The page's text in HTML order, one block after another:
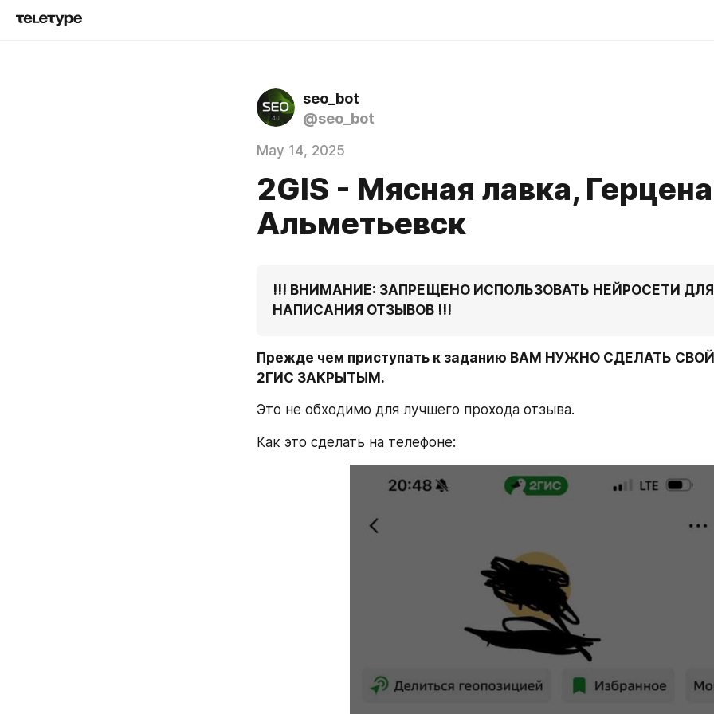
seo_bot
@seo_bot
May 14, 2025
2GIS - Мясная лавка,
Альметьевск
!!! ВНИМАНИЕ: ЗАПРЕЩЕНО ИСПОЛЬЗОВАТЬ НЕЙРОСЕТИ ДЛЯ
НАПИСАНИЯ ОТЗЫВОВ !!!
Прежде чем приступать к заданию ВАМ НУЖНО СДЕЛАТЬ
2ГИС ЗАКРЫТЫМ.
Это не обходимо для лучшего прохода отзыва.
Как это сделать на телефоне: